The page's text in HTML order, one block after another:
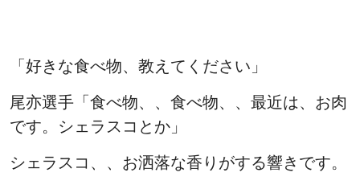
「好きな食べ物、教えてください」
尾亦選手「食べ物、、食べ物、、最近は、お肉
です。シェラスコとか」
シェラスコ、、お洒落な香りがする響きです。